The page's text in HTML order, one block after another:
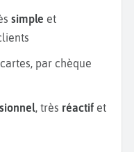
simple et
par chèque
, très réactif et